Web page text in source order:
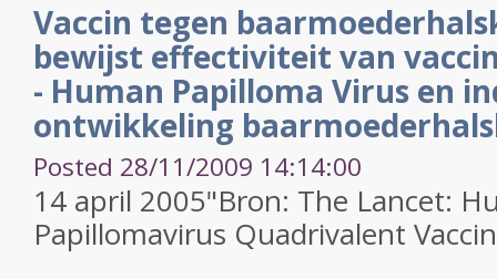
Vaccin tegen
bewijst effectiviteit van
- Human Papilloma Virus en
ontwikkeling
Posted 28/11/2009 14:14:00
14 april 2005"Bron: The Lancet:
Papillomavirus Quadrivalent